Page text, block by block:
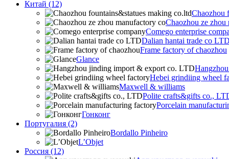
Китай (12)
Chaozhou
Chaozhou ze zhou
Comego enterprise
Dalian hantai trade co LTD
Frame factory of chaozhou
Glance
Hebei grindiing wheel
Maxwell & williams
Polite crafts&gifts co.,
Porcelain
Гонконг
Португалия (2)
Bordallo Pinheiro
L’Objet
Россия (12)